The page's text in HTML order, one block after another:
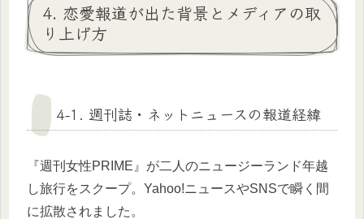
4. 恋愛報道が出た背景とメディアの取
り上げ方
4-1. 週刊誌・ネットニュースの報道経緯
『週刊女性PRIME』が二人のニュージーランド年越
し旅行をスクープ。Yahoo!ニュースやSNSで瞬く間
に拡散されました。